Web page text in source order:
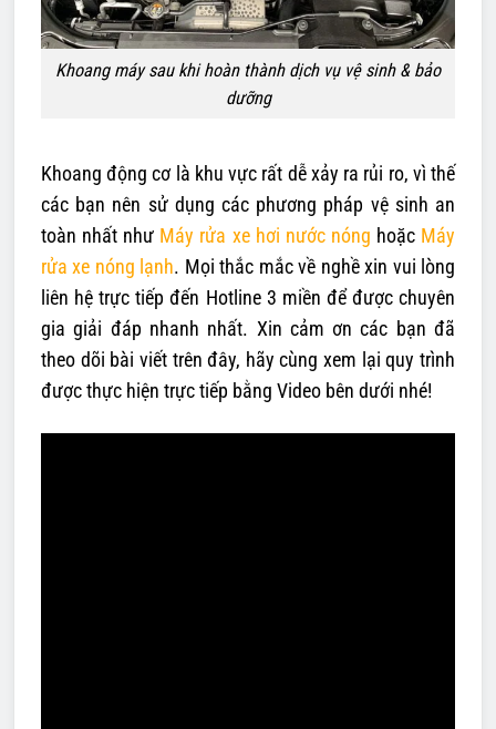
Khoang máy sau khi hoàn thành dịch vụ vệ sinh & bảo
dưỡng
Khoang động cơ là khu vực rất dễ xảy ra rủi ro, vì thế
các bạn nên sử dụng các phương pháp vệ sinh an
toàn nhất như Máy rửa xe hơi nước nóng hoặc Máy
rửa xe nóng lạnh. Mọi thắc mắc về nghề xin vui lòng
liên hệ trực tiếp đến Hotline 3 miền để được chuyên
gia giải đáp nhanh nhất. Xin cảm ơn các bạn đã
theo dõi bài viết trên đây, hãy cùng xem lại quy trình
được thực hiện trực tiếp bằng Video bên dưới nhé!